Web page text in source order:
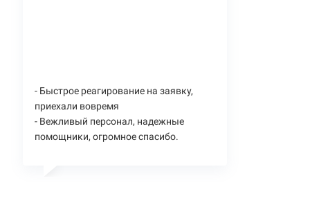
- Быстрое реагирование на заявку,
приехали вовремя
- Вежливый персонал, надежные
помощники, огромное спасибо.